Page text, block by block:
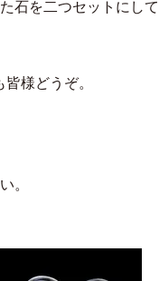
石を二つセットにして
様どうぞ。
。